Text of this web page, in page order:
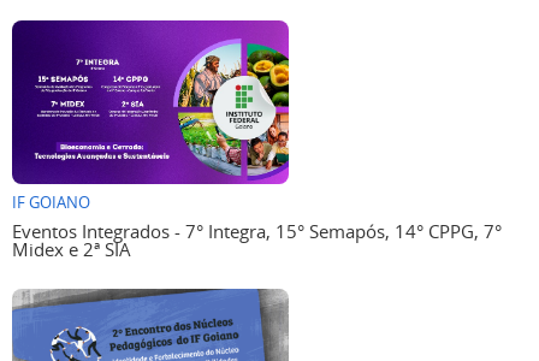
IF GOIANO
Eventos Integrados - 7° Integra, 15° Semapós, 14° CPPG, 7°
Midex e 2ª SIA